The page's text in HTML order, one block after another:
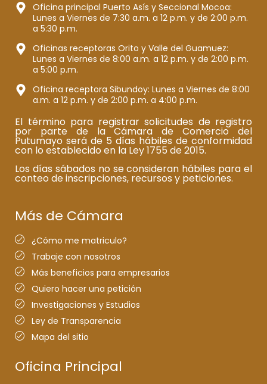
Oficina principal Puerto Asís y Seccional Mocoa:
Lunes a Viernes de 7:30 a.m. a 12 p.m. y de 2:00 p.m.
a 5:30 p.m.
Oficinas receptoras Orito y Valle del Guamuez:
Lunes a Viernes de 8:00 a.m. a 12 p.m. y de 2:00 p.m.
a 5:00 p.m.
Oficina receptora Sibundoy: Lunes a Viernes de 8:00
a.m. a 12 p.m. y de 2:00 p.m. a 4:00 p.m.
El término para registrar solicitudes de registro
por parte de la Cámara de Comercio del
Putumayo será de 5 días hábiles de conformidad
con lo establecido en la Ley 1755 de 2015.
Los días sábados no se consideran hábiles para el
conteo de inscripciones, recursos y peticiones.
Más de Cámara
¿Cómo me matriculo?
Trabaje con nosotros
Más beneficios para empresarios
Quiero hacer una petición
Investigaciones y Estudios
Ley de Transparencia
Mapa del sitio
Oficina Principal